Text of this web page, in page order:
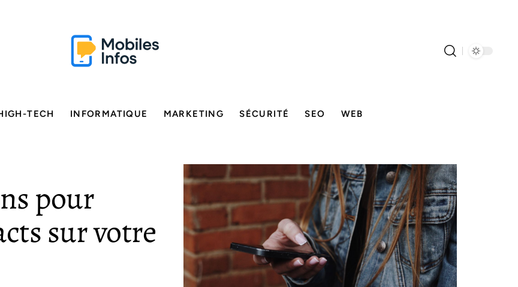
TECH INFORMATIQUE MARKETING SÉCURITÉ SEO WEB
pour
sur votre